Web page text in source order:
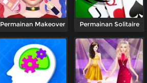
Permainan Makeover Permainan Solitaire